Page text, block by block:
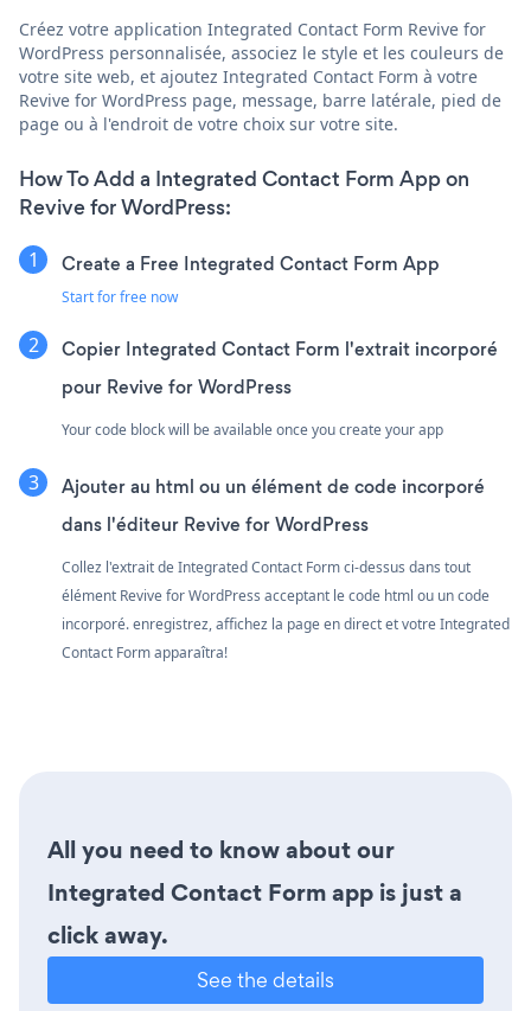
Créez votre application Integrated Contact Form Revive for
WordPress personnalisée, associez le style et les couleurs de
votre site web, et ajoutez Integrated Contact Form à votre
Revive for WordPress page, message, barre latérale, pied de
page ou à l'endroit de votre choix sur votre site.
How To Add a Integrated Contact Form App on
Revive for WordPress:
Create a Free Integrated Contact Form App
Start for free now
Copier Integrated Contact Form l'extrait incorporé
pour Revive for WordPress
Your code block will be available once you create your app
Ajouter au html ou un élément de code incorporé
dans l'éditeur Revive for WordPress
Collez l'extrait de Integrated Contact Form ci-dessus dans tout
élément Revive for WordPress acceptant le code html ou un code
incorporé. enregistrez, affichez la page en direct et votre Integrated
Contact Form apparaîtra!
All you need to know about our
Integrated Contact Form app is just a
click away.
See the details